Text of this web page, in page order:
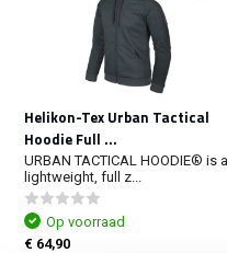
Helikon-Tex Urban Tactical
Hoodie Full ...
URBAN TACTICAL HOODIE® is a
lightweight, full z...
Op voorraad
€ 64,90